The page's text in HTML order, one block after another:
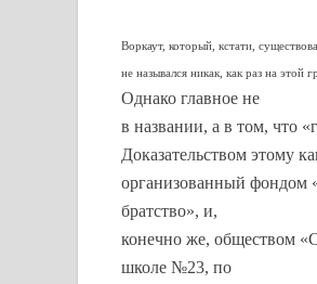
Воркаут, который, кстати,
не назывался никак, как раз на этой
Однако главное не
в названии, а в том, что
Доказательством этому
организованный фондом
братство», и,
конечно же, обществом
школе №23, по